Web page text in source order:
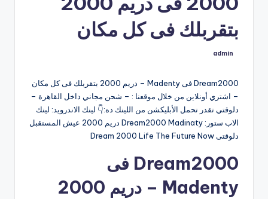
متجدد
بتقربلك فى كل مكان
تمّ
admin
Dream2000 فى Madenty – دريم 2000 بتقربلك فى كل مكان
– اشتري أونلاين من خلال موقعنا : – شحن مجاني داخل القاهرة –
دلوقتي تقدر تحمل الأبليكشن من اللينك ده:👇 لينك الاندرويد: لينك
الاب ستور: Dream2000 Madinaty دريم 2000 عيش المستقبل
دلوقتى Dream 2000 Life The Future Now
Dream2000 فى
Madenty – دريم 2000